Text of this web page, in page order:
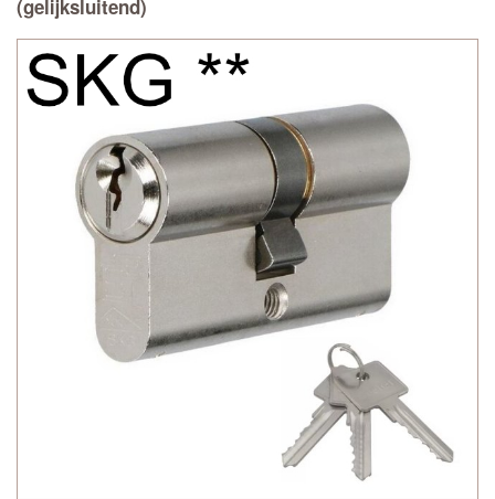
(gelijksluitend)